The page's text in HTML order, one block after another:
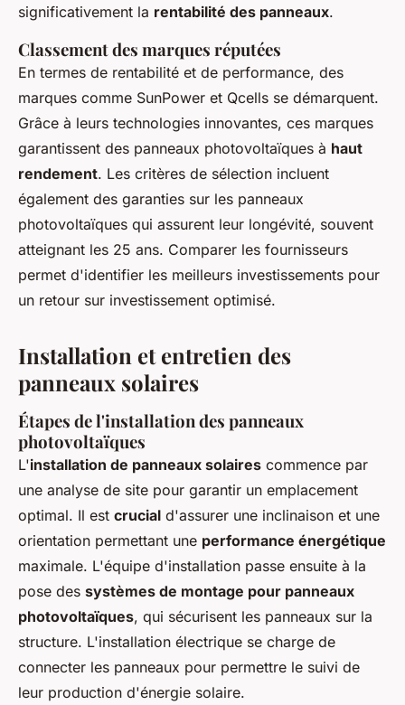
significativement la rentabilité des panneaux.
Classement des marques réputées
En termes de rentabilité et de performance, des
marques comme SunPower et Qcells se démarquent.
Grâce à leurs technologies innovantes, ces marques
garantissent des panneaux photovoltaïques à haut
rendement. Les critères de sélection incluent
également des garanties sur les panneaux
photovoltaïques qui assurent leur longévité, souvent
atteignant les 25 ans. Comparer les fournisseurs
permet d'identifier les meilleurs investissements pour
un retour sur investissement optimisé.
Installation et entretien des
panneaux solaires
Étapes de l'installation des panneaux
photovoltaïques
L'installation de panneaux solaires commence par
une analyse de site pour garantir un emplacement
optimal. Il est crucial d'assurer une inclinaison et une
orientation permettant une performance énergétique
maximale. L'équipe d'installation passe ensuite à la
pose des systèmes de montage pour panneaux
photovoltaïques, qui sécurisent les panneaux sur la
structure. L'installation électrique se charge de
connecter les panneaux pour permettre le suivi de
leur production d'énergie solaire.